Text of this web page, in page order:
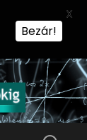
Bezár!
X